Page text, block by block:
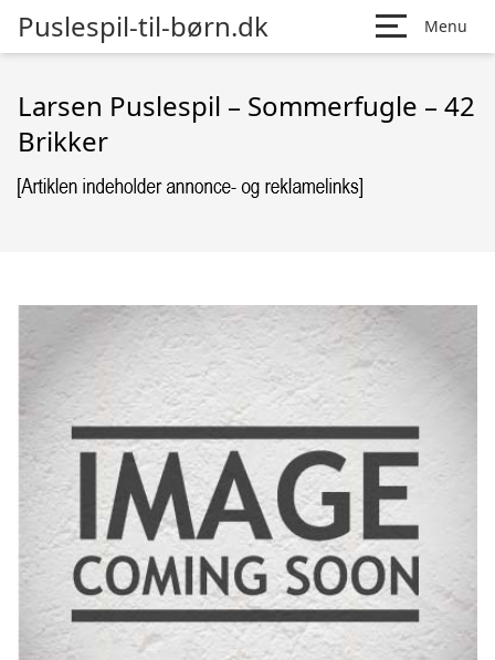
Puslespil-til-børn.dk Menu
Larsen Puslespil – Sommerfugle – 42
Brikker